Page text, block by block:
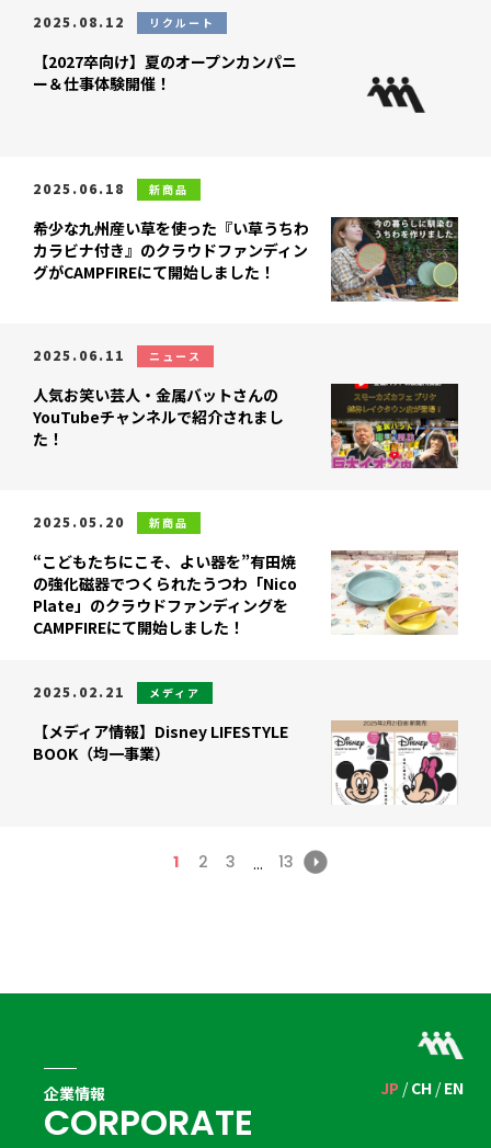
2025.08.12 リクルート
【2027卒向け】夏のオープンカンパニ
ー＆仕事体験開催！
2025.06.18 新商品
希少な九州産い草を使った『い草うちわ
カラビナ付き』のクラウドファンディン
グがCAMPFIREにて開始しました！
2025.06.11 ニュース
人気お笑い芸人・金属バットさんの
YouTubeチャンネルで紹介されまし
た！
2025.05.20 新商品
“こどもたちにこそ、よい器を”有田焼
の強化磁器でつくられたうつわ「Nico
Plate」のクラウドファンディングを
CAMPFIREにて開始しました！
2025.02.21 メディア
【メディア情報】Disney LIFESTYLE
BOOK（均一事業）
1 2 3 ... 13
JP CH EN
企業情報
CORPORATE